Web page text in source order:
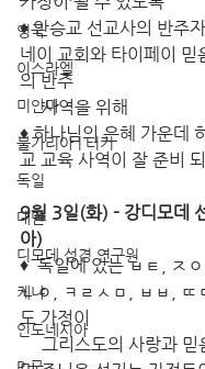
영국
이스라엘
미얀마
불가리아 | 터키
독일
대만
디모데 성경 연구원
케냐
인도네시아
♦ 안승교 선교사의 반주
네이 교회와 타이페이 믿
의 반주
     사역을 위해
♦ 하나님의 은혜 가운데
교 교육 사역이 잘 준비
9월 3일(화) - 강디모데
아)
♦  독일에 있는 ㅂㅌ, ㅈ
ㄴㅇ, ㅋㄹㅅㅁ, ㅂㅂ, ㄸ
도 가정이
     그리스도의 사랑과 믿음 안에서 하나되